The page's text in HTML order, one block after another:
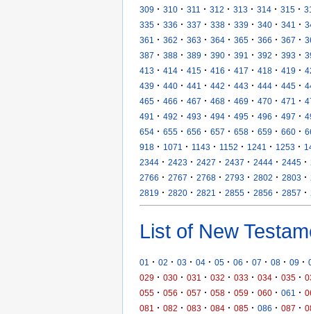
309 · 310 · 311 · 312 · 313 · 314 · 315 ·
335 · 336 · 337 · 338 · 339 · 340 · 341 ·
361
· 362 · 363 · 364 · 365 · 366 · 367 ·
387 · 388 · 389 · 390 · 391 · 392 · 393 ·
413 · 414 · 415 · 416 · 417 · 418 · 419 ·
439 · 440 · 441 · 442 · 443 · 444 · 445 ·
465 · 466 · 467 · 468 · 469 · 470 · 471 ·
491
· 492 · 493 · 494 · 495 · 496 · 497 ·
654 · 655 · 656 · 657 · 658 · 659 · 660 ·
918 · 1071 · 1143 · 1152 · 1241 · 1253 ·
2344 · 2423 · 2427 · 2437 · 2444 · 2445 ·
2766 · 2767 · 2768 · 2793 · 2802 · 2803 ·
2819 · 2820 · 2821 · 2855 · 2856 · 2857 ·
List of New
01 · 02 · 03 · 04 · 05 · 06 · 07 · 08 · 09 ·
029 · 030 · 031 · 032 · 033 · 034 · 035 ·
055 · 056 · 057 · 058 · 059 · 060 · 061 ·
081
· 082 · 083 · 084 · 085 · 086 · 087 ·